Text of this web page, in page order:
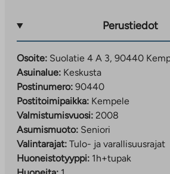
Perustiedot
Osoite: Suolatie 4 A 3, 90440
Asuinalue: Keskusta
Postinumero: 90440
Postitoimipaikka: Kempele
Valmistumisvuosi: 2008
Asumismuoto: Seniori
Valintarajat: Tulo- ja varallisuusrajat
Huoneistotyyppi: 1h+tupak